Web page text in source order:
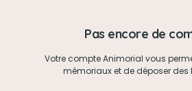
Je me connecte
Pas encore de
Votre compte Animorial vous
mémoriaux et de déposer